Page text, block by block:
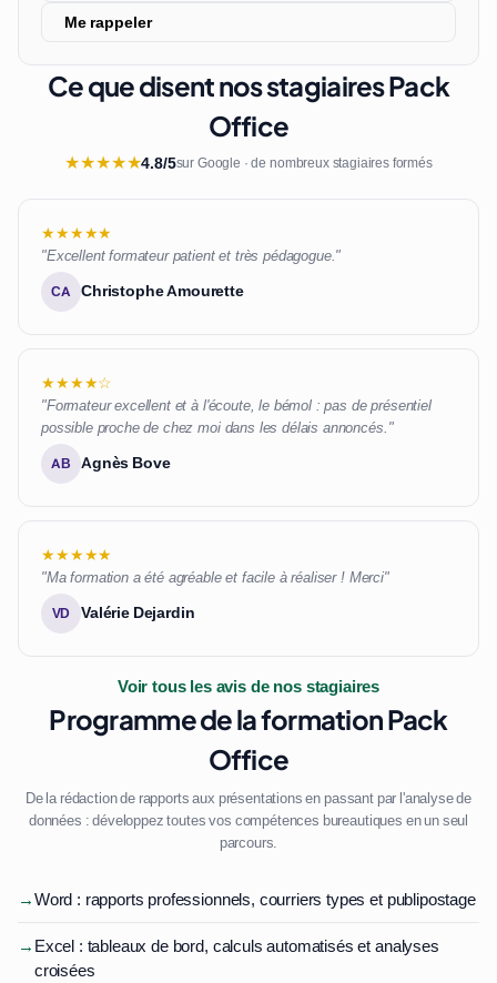
Me rappeler
Ce que disent nos stagiaires Pack
Office
★★★★★4.8/5sur Google · de nombreux stagiaires formés
★★★★★
"Excellent formateur patient et très pédagogue."
CA Christophe Amourette
★★★★☆
"Formateur excellent et à l'écoute, le bémol : pas de présentiel
possible proche de chez moi dans les délais annoncés."
AB Agnès Bove
★★★★★
"Ma formation a été agréable et facile à réaliser ! Merci"
VD Valérie Dejardin
Voir tous les avis de nos stagiaires
Programme de la formation Pack
Office
De la rédaction de rapports aux présentations en passant par l'analyse de
données : développez toutes vos compétences bureautiques en un seul
parcours.
→Word : rapports professionnels, courriers types et publipostage
→ Excel : tableaux de bord, calculs automatisés et analyses
croisées